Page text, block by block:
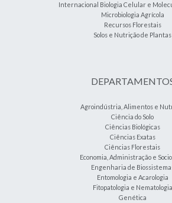
Internacional Biologia Celular e
Microbiologia Agrícola
Recursos Florestais
Solos e Nutrição de Plantas
Agroindústria, Alimentos e
Ciência do Solo
Ciências Biológicas
Ciências Exatas
Ciências Florestais
Economia, Administração e
Engenharia de
Entomologia e Acarologia
Fitopatologia e Nematologia
Genética